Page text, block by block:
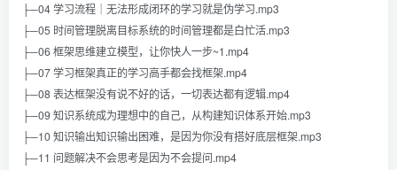
├─04 学习流程｜无法形成闭环的学习就是伪学习.mp3
├─05 时间管理脱离目标系统的时间管理都是白忙活.mp3
├─06 框架思维建立模型，让你快人一步~1.mp4
├─07 学习框架真正的学习高手都会找框架.mp4
├─08 表达框架没有说不好的话，一切表达都有逻辑.mp4
├─09 知识系统成为理想中的自己，从构建知识体系开始.mp3
├─10 知识输出知识输出困难，是因为你没有搭好底层框架.mp3
├─11 问题解决不会思考是因为不会提问.mp4